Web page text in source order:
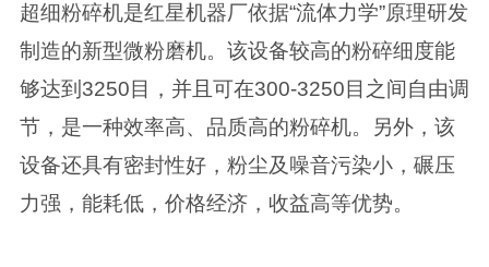
超细粉碎机是红星机器厂依据“流体力学”原理研发
制造的新型微粉磨机。该设备较高的粉碎细度能
够达到3250目，并且可在300-3250目之间自由调
节，是一种效率高、品质高的粉碎机。另外，该
设备还具有密封性好，粉尘及噪音污染小，碾压
力强，能耗低，价格经济，收益高等优势。